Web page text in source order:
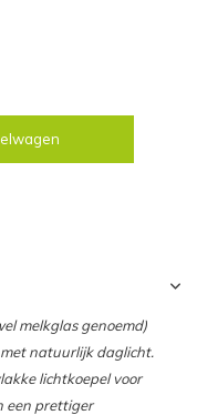
melkglas genoemd)
natuurlijk daglicht.
lichtkoepel voor
een prettiger